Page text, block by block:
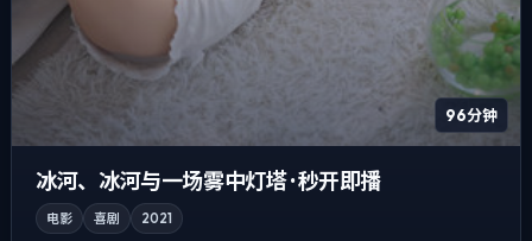
96分钟
冰河、冰河与一场雾中灯塔 · 秒开即播
电影 喜剧 2021